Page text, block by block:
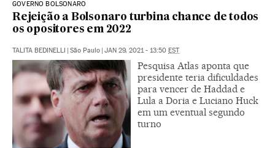
GOVERNO BOLSONARO
Rejeição a Bolsonaro turbina chance de todos
os opositores em 2022
TALITA BEDINELLI | São Paulo | JAN 29, 2021 - 13:50 EST
Pesquisa Atlas aponta que
presidente teria dificuldades
para vencer de Haddad e
Lula a Doria e Luciano Huck
em um eventual segundo
turno